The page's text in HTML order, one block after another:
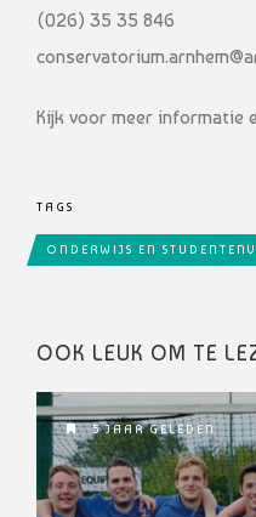
(026) 35 35 846
Kijk voor meer informatie
TAGS
ONDERWIJS EN
OOK LEUK OM TE
5 JAAR GELEDEN